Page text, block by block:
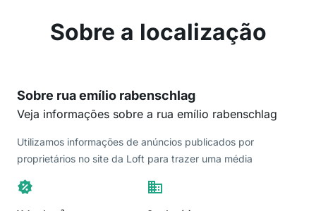
Sobre a localização
Sobre rua emílio rabenschlag
Veja informações sobre a rua emílio rabenschlag
Utilizamos informações de anúncios publicados por
proprietários no site da Loft para trazer uma média